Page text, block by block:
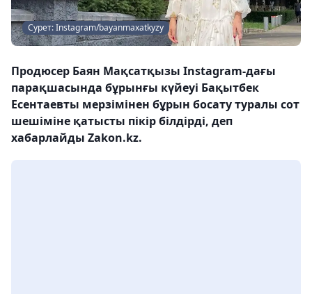
Сурет: Instagram/bayanmaxatkyzy
Продюсер Баян Мақсатқызы Instagram-дағы
парақшасында бұрынғы күйеуі Бақытбек
Есентаевты мерзімінен бұрын босату туралы сот
шешіміне қатысты пікір білдірді, деп
хабарлайды Zakon.kz.